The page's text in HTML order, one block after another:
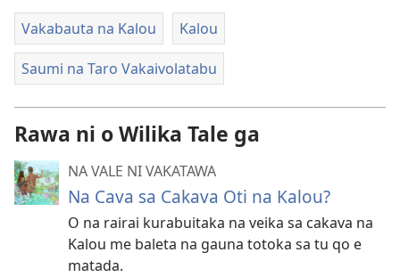
Vakabauta na Kalou Kalou
Saumi na Taro Vakaivolatabu
Rawa ni o Wilika Tale ga
NA VALE NI VAKATAWA
Na Cava sa Cakava Oti na Kalou?
O na rairai kurabuitaka na veika sa cakava na
Kalou me baleta na gauna totoka sa tu qo e
matada.